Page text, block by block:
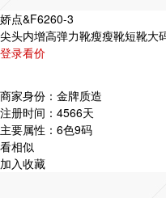
娇点&F6260-3
尖头内增高弹力靴瘦瘦靴短靴大
登录看价
商家身份： 金牌质造
注册时间： 4566天
主要属性： 6色9码
看相似
加入收藏